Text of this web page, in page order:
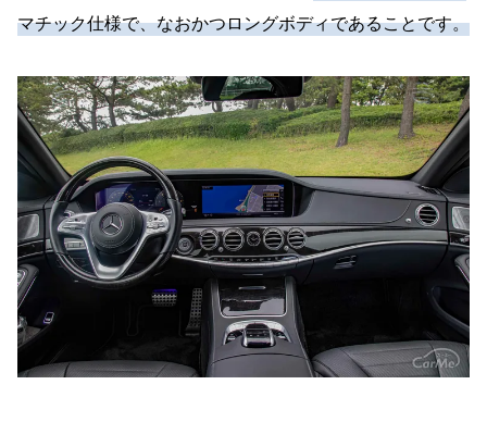
マチック仕様で、なおかつロングボディであることです。